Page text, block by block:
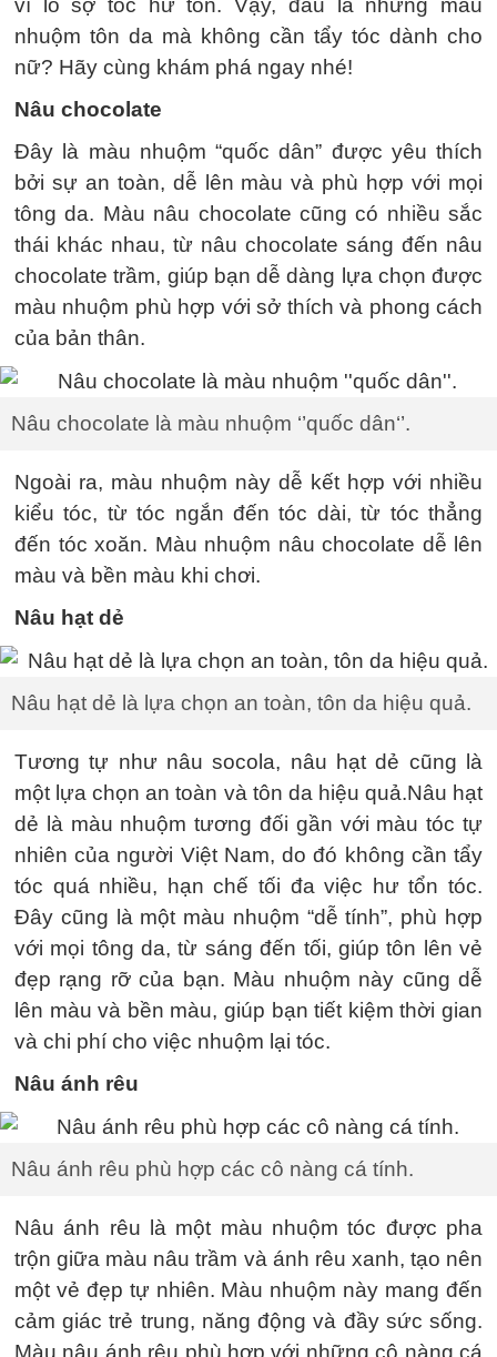
vì lo sợ tóc hư tổn. Vậy, đâu là những màu
nhuộm tôn da mà không cần tẩy tóc dành cho
nữ? Hãy cùng khám phá ngay nhé!
Nâu chocolate
Đây là màu nhuộm “quốc dân” được yêu thích
bởi sự an toàn, dễ lên màu và phù hợp với mọi
tông da. Màu nâu chocolate cũng có nhiều sắc
thái khác nhau, từ nâu chocolate sáng đến nâu
chocolate trầm, giúp bạn dễ dàng lựa chọn được
màu nhuộm phù hợp với sở thích và phong cách
của bản thân.
Nâu chocolate là màu nhuộm ‘’quốc dân‘’.
Ngoài ra, màu nhuộm này dễ kết hợp với nhiều
kiểu tóc, từ tóc ngắn đến tóc dài, từ tóc thẳng
đến tóc xoăn. Màu nhuộm nâu chocolate dễ lên
màu và bền màu khi chơi.
Nâu hạt dẻ
Nâu hạt dẻ là lựa chọn an toàn, tôn da hiệu quả.
Tương tự như nâu socola, nâu hạt dẻ cũng là
một lựa chọn an toàn và tôn da hiệu quả.Nâu hạt
dẻ là màu nhuộm tương đối gần với màu tóc tự
nhiên của người Việt Nam, do đó không cần tẩy
tóc quá nhiều, hạn chế tối đa việc hư tổn tóc.
Đây cũng là một màu nhuộm “dễ tính”, phù hợp
với mọi tông da, từ sáng đến tối, giúp tôn lên vẻ
đẹp rạng rỡ của bạn. Màu nhuộm này cũng dễ
lên màu và bền màu, giúp bạn tiết kiệm thời gian
và chi phí cho việc nhuộm lại tóc.
Nâu ánh rêu
Nâu ánh rêu phù hợp các cô nàng cá tính.
Nâu ánh rêu là một màu nhuộm tóc được pha
trộn giữa màu nâu trầm và ánh rêu xanh, tạo nên
một vẻ đẹp tự nhiên. Màu nhuộm này mang đến
cảm giác trẻ trung, năng động và đầy sức sống.
Màu nâu ánh rêu phù hợp với những cô nàng cá